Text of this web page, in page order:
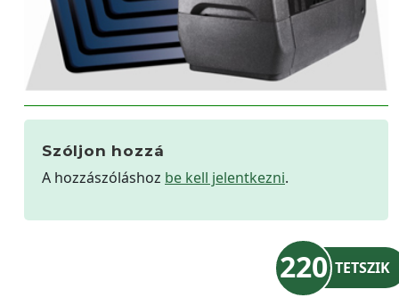
Szóljon hozzá
A hozzászóláshoz be kell jelentkezni.
220 TETSZIK